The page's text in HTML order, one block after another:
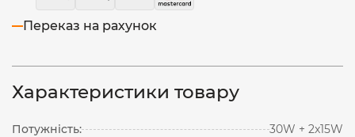
Переказ на рахунок
Характеристики товару
Потужність:
30W + 2x15W